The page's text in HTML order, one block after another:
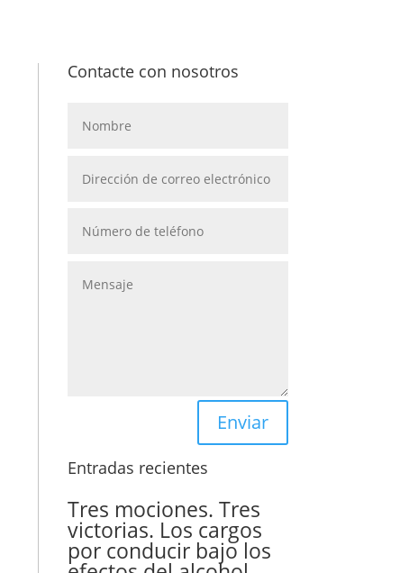
Contacte con nosotros
Enviar
Entradas recientes
Tres mociones. Tres
victorias. Los cargos
por conducir bajo los